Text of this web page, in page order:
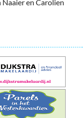
en Carolien